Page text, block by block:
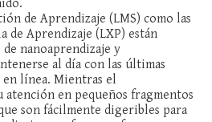
de Aprendizaje (LMS) como las
de Aprendizaje (LXP) están
nanoaprendizaje y
al día con las últimas
en línea. Mientras el
atención en pequeños fragmentos
son fácilmente digeribles para